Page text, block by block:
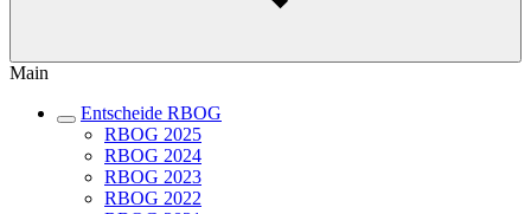
Main
Entscheide RBOG
RBOG 2025
RBOG 2024
RBOG 2023
RBOG 2022